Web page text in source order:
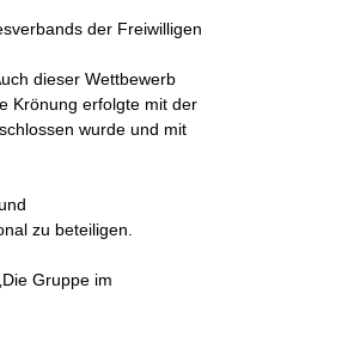
der Freiwilligen
dieser Wettbewerb
Krönung erfolgte mit der
wurde und mit
zu beteiligen.
Gruppe im